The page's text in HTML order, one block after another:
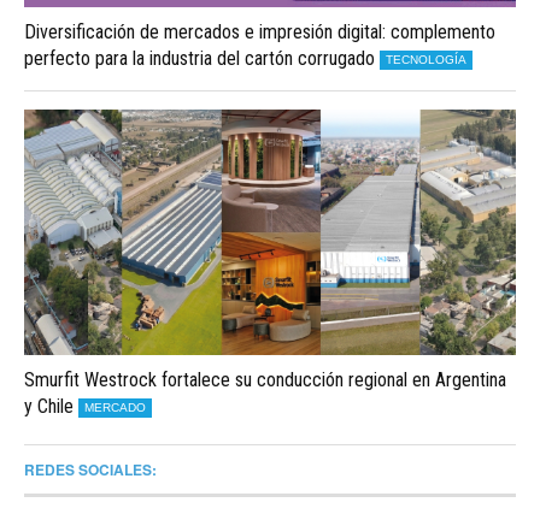
Diversificación de mercados e impresión digital: complemento
perfecto para la industria del cartón corrugado
TECNOLOGÍA
Smurfit Westrock fortalece su conducción regional en Argentina
y Chile
MERCADO
REDES SOCIALES: